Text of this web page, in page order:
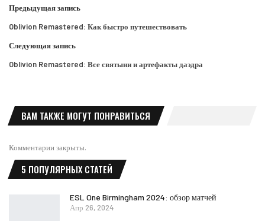
Предыдущая запись
Oblivion Remastered: Как быстро путешествовать
Следующая запись
Oblivion Remastered: Все святыни и артефакты даэдра
ВАМ ТАКЖЕ МОГУТ ПОНРАВИТЬСЯ
Комментарии закрыты.
5 ПОПУЛЯРНЫХ СТАТЕЙ
ESL One Birmingham 2024: обзор матчей
Апр 26, 2024